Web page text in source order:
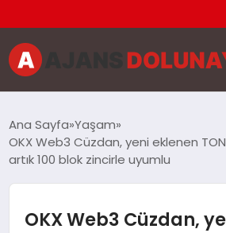
EĞITIM
Ana Sayfa Yaşam
OKX Web3 Cüzdan, yeni eklenen
artık 100 blok zincirle uyumlu
OKX Web3 Cüzdan,